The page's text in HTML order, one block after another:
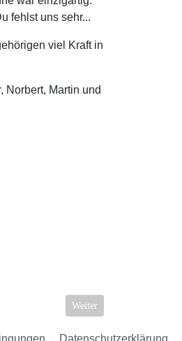
fehlst uns sehr...
viel Kraft in
Norbert, Martin und
Nächster Beitrag: Presse-
Weiter
Datenschutzerklärung